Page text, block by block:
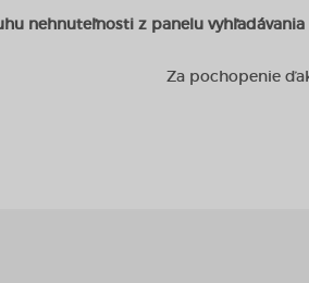
nehnuteľnosti z panelu vyhľadávania
Za pochopenie